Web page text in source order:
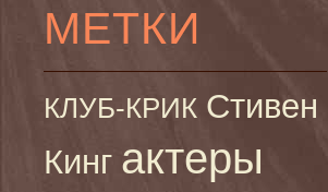
МЕТКИ
КЛУБ-КРИК Стивен
Кинг актеры